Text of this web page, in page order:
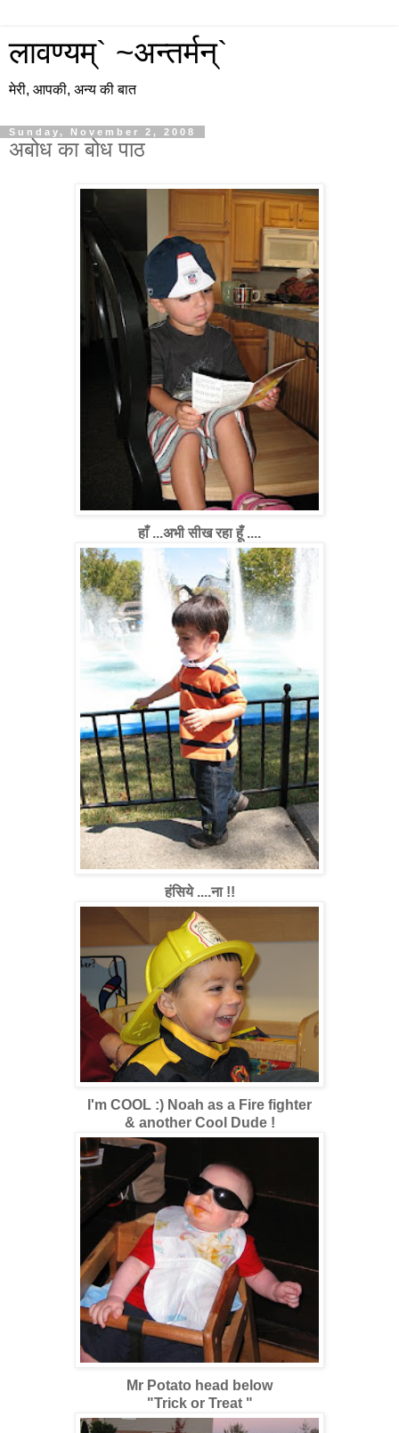
लावण्यम्` ~अन्तर्मन्`
मेरी, आपकी, अन्य की बात
Sunday, November 2, 2008
अबोध का बोध पाठ
हाँ ...अभी सीख रहा हूँ ....
हंसिये ....ना !!
I'm COOL :) Noah as a Fire fighter
& another Cool Dude !
Mr Potato head below
"Trick or Treat "